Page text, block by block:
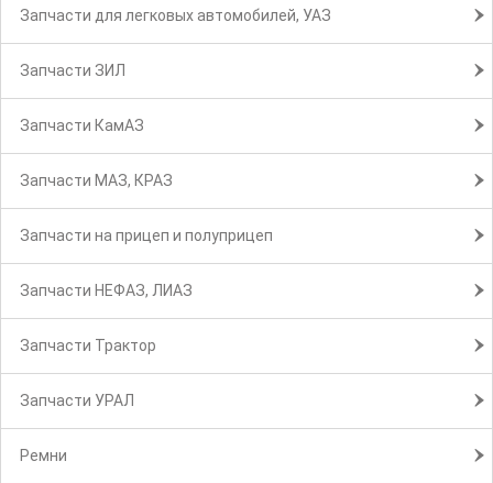
Запчасти для легковых автомобилей, УАЗ
Запчасти ЗИЛ
Запчасти КамАЗ
Запчасти МАЗ, КРАЗ
Запчасти на прицеп и полуприцеп
Запчасти НЕФАЗ, ЛИАЗ
Запчасти Трактор
Запчасти УРАЛ
Ремни